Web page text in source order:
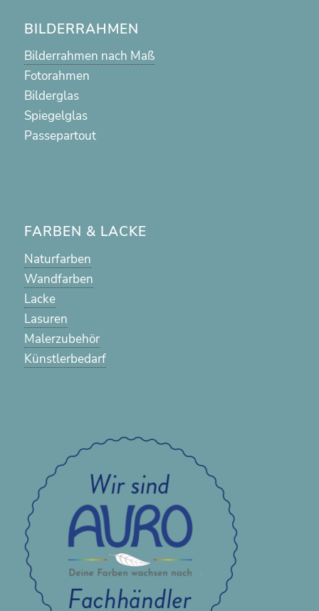
BILDERRAHMEN
Bilderrahmen nach Maß
Fotorahmen
Bilderglas
Spiegelglas
Passepartout
FARBEN & LACKE
Naturfarben
Wandfarben
Lacke
Lasuren
Malerzubehör
Künstlerbedarf